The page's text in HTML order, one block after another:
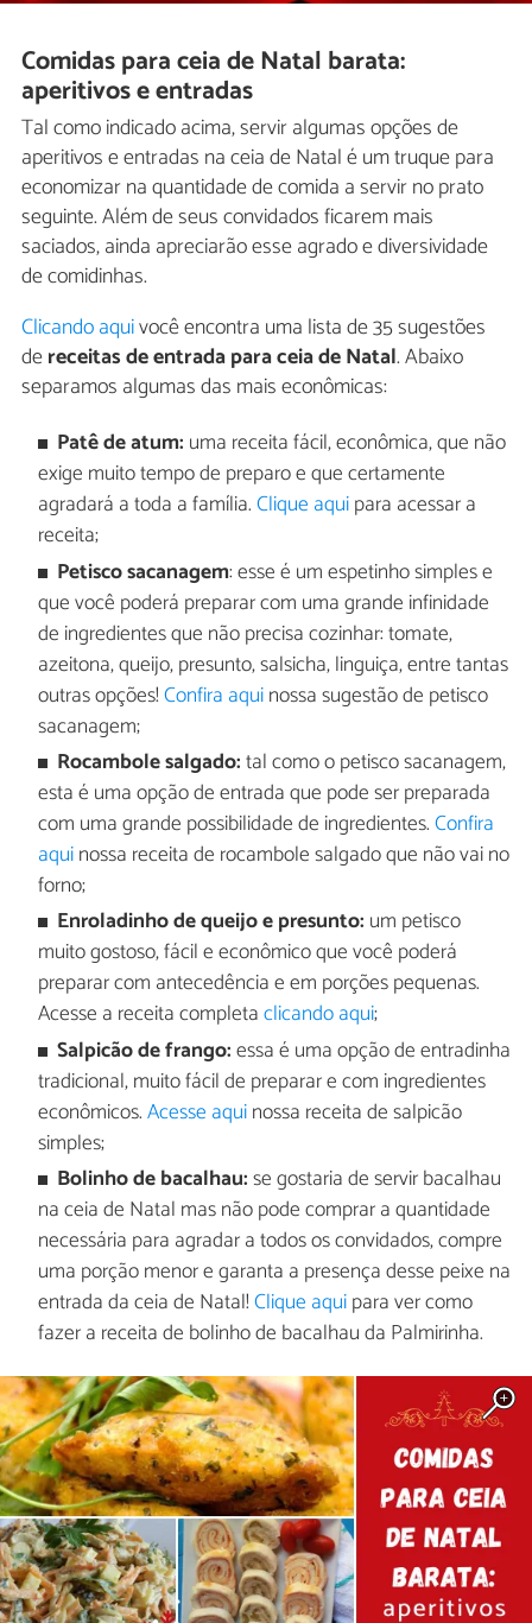
Comidas para ceia de Natal barata:
aperitivos e entradas
Tal como indicado acima, servir algumas opções de
aperitivos e entradas na ceia de Natal é um truque para
economizar na quantidade de comida a servir no prato
seguinte. Além de seus convidados ficarem mais
saciados, ainda apreciarão esse agrado e diversividade
de comidinhas.
Clicando aquivocê encontra uma lista de 35 sugestões
dereceitas de entrada para ceia de Natal. Abaixo
separamos algumas das mais econômicas:
Patê de atum: uma receita fácil, econômica, que não
exige muito tempo de preparo e que certamente
agradará a toda a família.Clique aquipara acessar a
receita;
Petisco sacanagem: esse é um espetinho simples e
que você poderá preparar com uma grande infinidade
de ingredientes que não precisa cozinhar: tomate,
azeitona, queijo, presunto, salsicha, linguiça, entre tantas
outras opções!Confira aquinossa sugestão de petisco
sacanagem;
Rocambole salgado:tal como o petisco sacanagem,
esta é uma opção de entrada que pode ser preparada
com uma grande possibilidade de ingredientes.Confira
aquinossa receita de rocambole salgado que não vai no
forno;
Enroladinho de queijo e presunto: um petisco
muito gostoso, fácil e econômico que você poderá
preparar com antecedência e em porções pequenas.
Acesse a receita completaclicando aqui;
Salpicão de frango:essa é uma opção de entradinha
tradicional, muito fácil de preparar e com ingredientes
econômicos.Acesse aquinossa receita de salpicão
simples;
Bolinho de bacalhau:se gostaria de servir bacalhau
na ceia de Natal mas não pode comprar a quantidade
necessária para agradar a todos os convidados, compre
uma porção menor e garanta a presença desse peixe na
entrada da ceia de Natal!Clique aquipara ver como
fazer a receita de bolinho de bacalhau da Palmirinha.